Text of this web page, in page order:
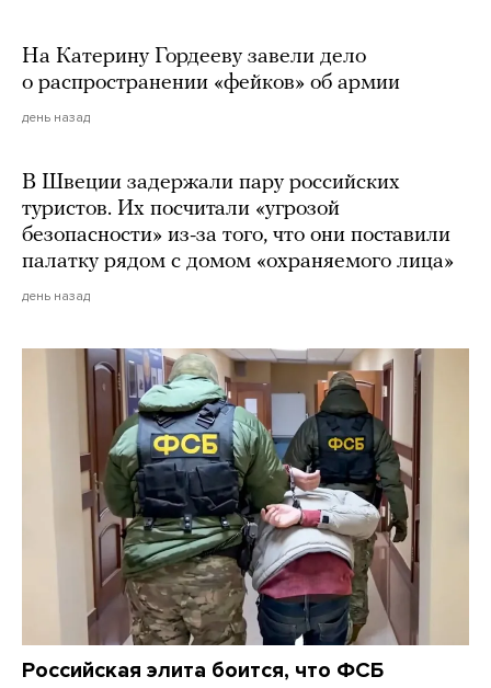
На Катерину Гордееву завели дело
о распространении «фейков» об армии
день назад
В Швеции задержали пару российских
туристов. Их посчитали «угрозой
безопасности» из-за того, что они поставили
палатку рядом с домом «охраняемого лица»
день назад
Российская элита боится, что ФСБ